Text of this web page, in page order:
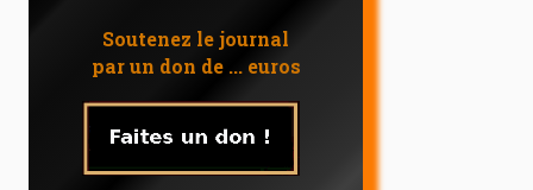
Soutenez le journal
par un don de ... euros